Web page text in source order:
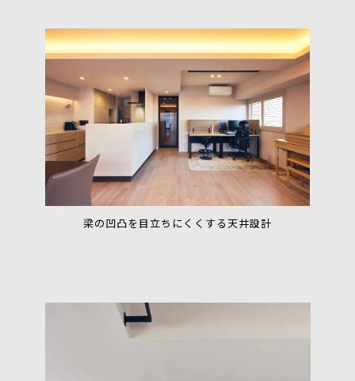
梁の凹凸を目立ちにくくする天井設計